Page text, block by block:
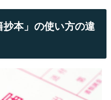
抄本」の使い方の違